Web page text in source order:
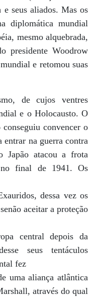
e seus aliados. Mas os
diplomática mundial
mesmo alquebrada,
presidente Woodrow
e retomou suas
de cujos ventres
e o Holocausto. O
convencer o
entrar na guerra contra
Japão atacou a frota
no final de 1941. Os
dessa vez os
aceitar a proteção
central depois da
seus tentáculos
fez
uma aliança atlântica
através do qual